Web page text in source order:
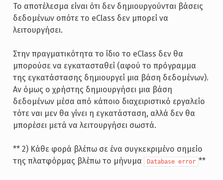
Το αποτέλεσμα είναι ότι δεν δημιουργούνται βάσεις
δεδομένων οπότε το eClass δεν μπορεί να
λειτουργήσει.
Στην πραγματικότητα το ίδιο το eClass δεν θα
μπορούσε να εγκατασταθεί (αφού το πρόγραμμα
της εγκατάστασης δημιουργεί μια βάση δεδομένων).
Αν όμως ο χρήστης δημιουργήσει μια βάση
δεδομένων μέσα από κάποιο διαχειριστικό εργαλείο
τότε ναι μεν θα γίνει η εγκατάσταση, αλλά δεν θα
μπορέσει μετά να λειτουργήσει σωστά.
** 2) Κάθε φορά βλέπω σε ένα συγκεκριμένο σημείο
της πλατφόρμας βλέπω το μήνυμα
Database error **